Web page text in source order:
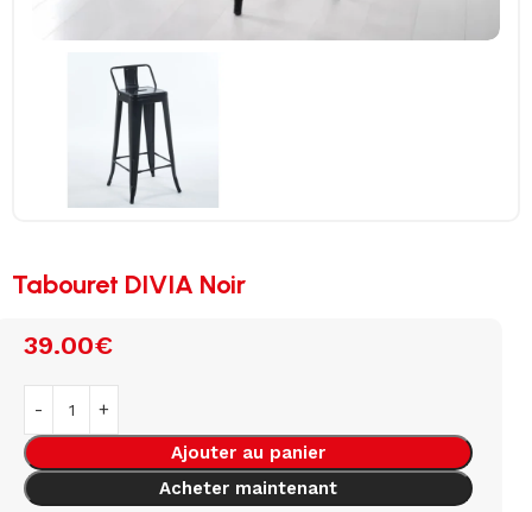
Tabouret DIVIA Noir
39.00€
Ajouter au panier
Acheter maintenant